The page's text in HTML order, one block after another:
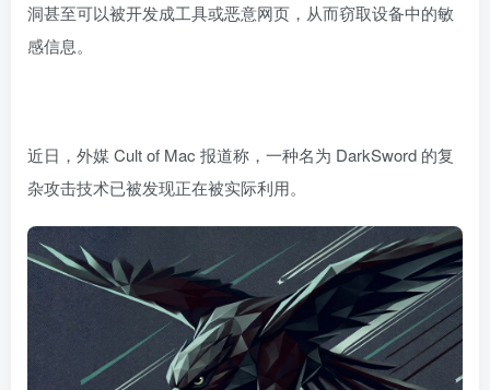
洞甚至可以被开发成工具或恶意网页，从而窃取设备中的敏
感信息。
近日，外媒 Cult of Mac 报道称，一种名为 DarkSword 的复
杂攻击技术已被发现正在被实际利用。